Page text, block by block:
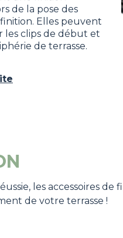
de la pose des
Elles peuvent
les clips de début et
de terrasse.
les accessoires
de votre terrasse !